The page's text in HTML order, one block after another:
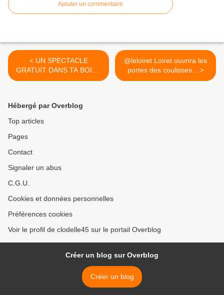
Ajouter un commentaire
< UN SPECTACLE
GRATUIT DANS TA BOITE
AUX LETTRES: ...
@leloiret Loiret ouvrira les
portes des coulisses... >
Hébergé par Overblog
Top articles
Pages
Contact
Signaler un abus
C.G.U.
Cookies et données personnelles
Préférences cookies
Voir le profil de clodelle45 sur le portail Overblog
Créer un blog sur Overblog
Créer un blog